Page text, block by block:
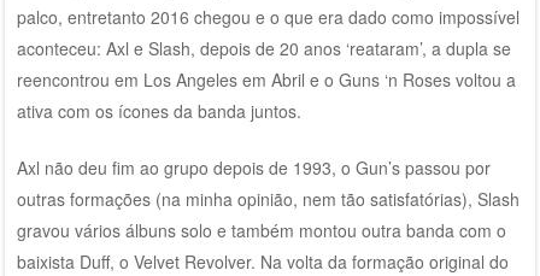
palco, entretanto 2016 chegou e o que era dado como impossível
aconteceu: Axl e Slash, depois de 20 anos ‘reataram’, a dupla se
reencontrou em Los Angeles em Abril e o Guns ‘n Roses voltou a
ativa com os ícones da banda juntos.
Axl não deu fim ao grupo depois de 1993, o Gun’s passou por
outras formações (na minha opinião, nem tão satisfatórias), Slash
gravou vários álbuns solo e também montou outra banda com o
baixista Duff, o Velvet Revolver. Na volta da formação original do